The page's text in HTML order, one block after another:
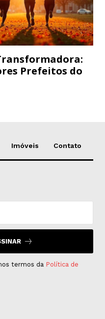
Prefeitos do
Imóveis Contato
termos da Política de